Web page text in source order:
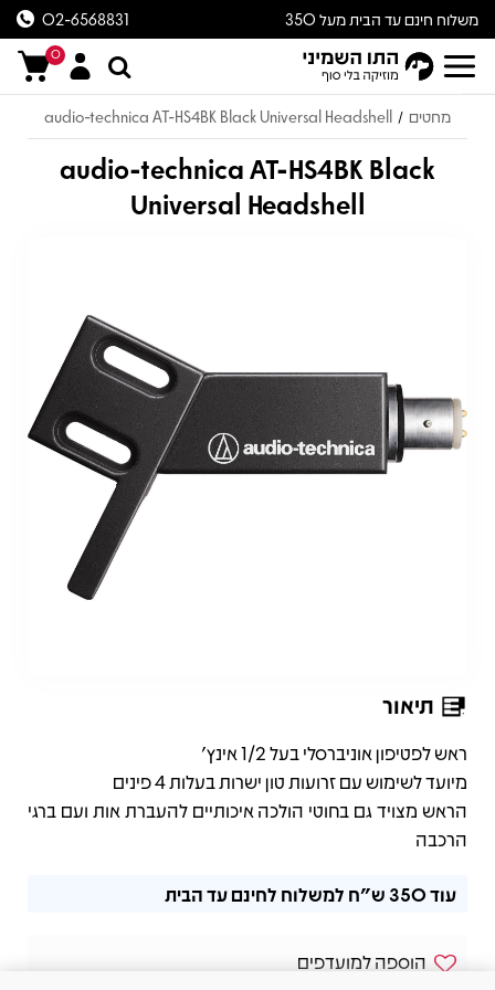
משלוח חינם עד הבית מעל 350
ש״ח
02-6568831
0
מחטים /
audio-technica AT-HS4BK Black Universal Headshell
audio-technica AT-HS4BK Black
Universal Headshell
תיאור
ראש לפטיפון אוניברסלי בעל 1/2 אינץ'
מיועד לשימוש עם זרועות טון ישרות בעלות 4 פינים
הראש מצויד גם בחוטי הולכה איכותיים להעברת אות ועם ברגי
הרכבה
עוד350 ש"ח למשלוח לחינם עד הבית
הוספה למועדפים